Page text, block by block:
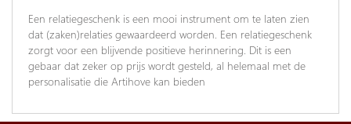
Een relatiegeschenk is een mooi instrument om te laten zien
dat (zaken)relaties gewaardeerd worden. Een relatiegeschenk
zorgt voor een blijvende positieve herinnering. Dit is een
gebaar dat zeker op prijs wordt gesteld, al helemaal met de
personalisatie die Artihove kan bieden